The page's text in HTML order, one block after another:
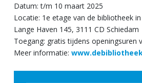
Datum: t/m 10 maart 2025
Locatie: 1e etage van de bibliotheek
Lange Haven 145, 3111 CD Schiedam
Toegang: gratis tijdens openingsuren
Meer informatie: